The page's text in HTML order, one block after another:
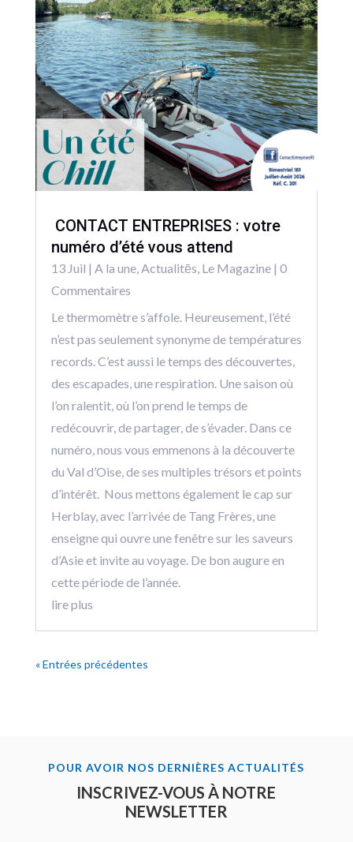
CONTACT ENTREPRISES : votre
numéro d’été vous attend
13 Juil | A la une,Actualitēs, Le Magazine| 0
Commentaires
Le thermomètre s’affole. Heureusement, l’été
n’est pas seulement synonyme de températures
records. C’est aussi le temps des découvertes,
des escapades, une respiration. Une saison où
l’on ralentit, où l’on prend le temps de
redécouvrir, de partager, de s’évader. Dans ce
numéro, nous vous emmenons à la découverte
du Val d’Oise, de ses multiples trésors et points
d’intérêt. Nous mettons également le cap sur
Herblay, avec l’arrivée de Tang Frères, une
enseigne qui ouvre une fenêtre sur les saveurs
d’Asie et invite au voyage. De bon augure en
cette période de l’année.
lire plus
« Entrées précédentes
POUR AVOIR NOS DERNIÈRES ACTUALITÉS
INSCRIVEZ-VOUS À NOTRE
NEWSLETTER